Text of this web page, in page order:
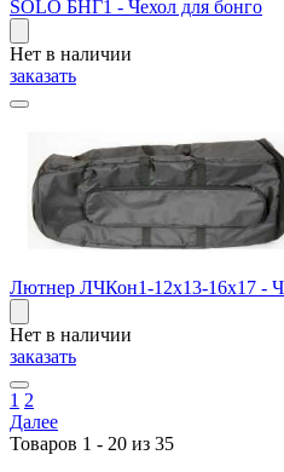
SOLO БНГ1 - Чехол для бонго
Нет в наличии
заказать
Лютнер ЛЧКон1-12х13-16х17 -
Нет в наличии
заказать
1 2
Далее
Товаров 1 - 20 из 35